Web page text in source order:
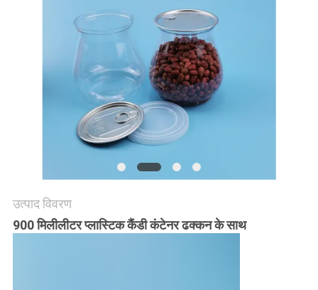
PRIVACY
उत्पाद विवरण
900 मिलीलीटर प्लास्टिक कैंडी कंटेनर ढक्कन के साथ